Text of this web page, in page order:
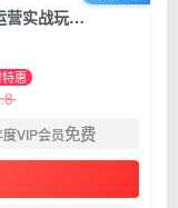
8月最新-淘宝VIP线上直播课：多套店铺运营实战玩法，做店必备营销工具
惠
度VIP会员免费